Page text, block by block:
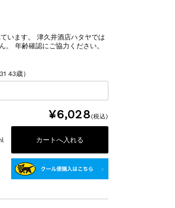
います。 津久井酒店ハタヤでは
。 年齢確認にご協力ください。
43歳）
¥6,028 (税込)